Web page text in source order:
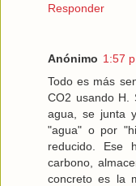
Responder
Anónimo 1:57
Todo es más
CO2 usando H.
agua, se junta
"agua" o por
reducido. Ese
carbono,
concreto es la